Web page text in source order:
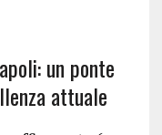
un ponte
attuale